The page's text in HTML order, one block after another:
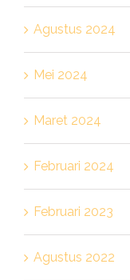
Agustus 2024
Mei 2024
Maret 2024
Februari 2024
Februari 2023
Agustus 2022